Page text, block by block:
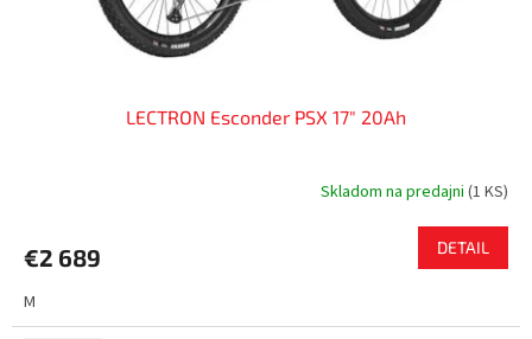
LECTRON Esconder PSX 17" 20Ah
Skladom na predajni (1 KS)
€2 689 DETAIL
M